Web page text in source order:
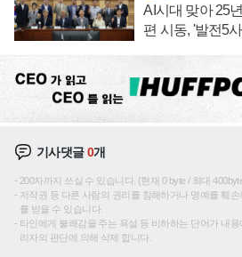
AI시대 맞아 25
편 시동, '발전5
기사댓글0개
200자까지 쓰실 수 있습니다. (현재 0 byte / 최대
저작권 등 다른 사람의 권리를 침해하거나 명예를 훼
를 받을 수 있습니다.
타인에게 불쾌감을 주는 욕설 등 비하하는 단어가 내
리자의 판단에 의해 삭제 합니다.